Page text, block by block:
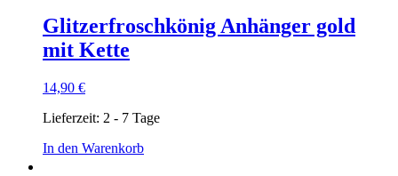
Glitzerfroschkönig Anhänger gold
mit Kette
14,90 €
Lieferzeit: 2 - 7 Tage
In den Warenkorb